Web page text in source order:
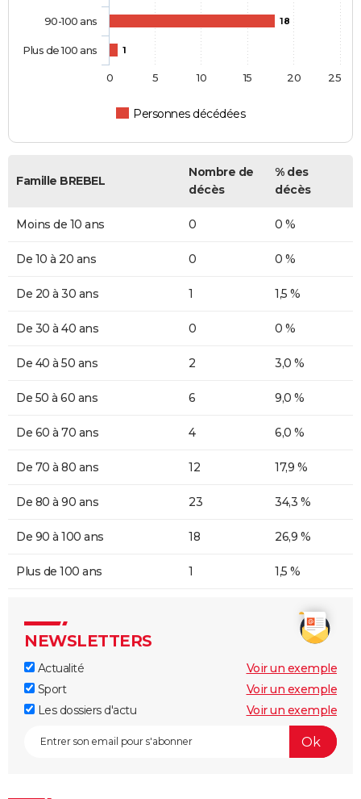
18
1
Personnes décédées
90-100 ans
Plus de 100 ans
0 5 10 15 20 25
Famille BREBEL
Nombre de
décès
% des
décès
Moins de 10 ans 0 0 %
De 10 à 20 ans 0 0 %
De 20 à 30 ans 1 1,5 %
De 30 à 40 ans 0 0 %
De 40 à 50 ans 2 3,0 %
De 50 à 60 ans 6 9,0 %
De 60 à 70 ans 4 6,0 %
De 70 à 80 ans 12 17,9 %
De 80 à 90 ans 23 34,3 %
De 90 à 100 ans 18 26,9 %
Plus de 100 ans 1 1,5 %
NEWSLETTERS
Actualité
Voir un exemple
Sport
Voir un exemple
Les dossiers d'actu
Voir un exemple